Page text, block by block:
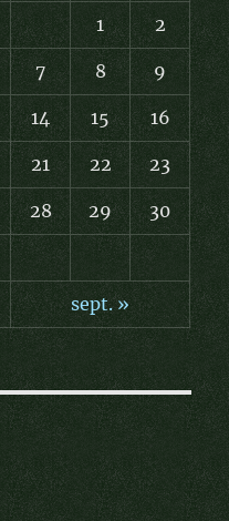
1 2
7 8 9
14 15 16
21 22 23
28 29 30
sept. »